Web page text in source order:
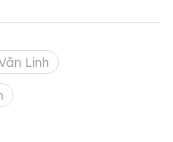
Linh